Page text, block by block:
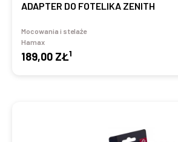
ADAPTER DO FOTELIKA ZENITH
Mocowania i stelaże
Hamax
189,00 ZŁ1